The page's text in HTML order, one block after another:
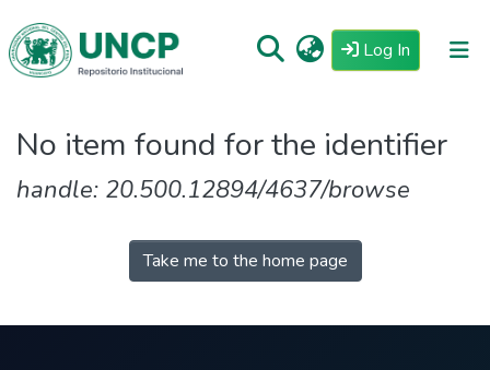
Log In (current)
Repositorio
Estadisticas
No item found for the identifier
handle: 20.500.12894/4637/browse
Take me to the home page